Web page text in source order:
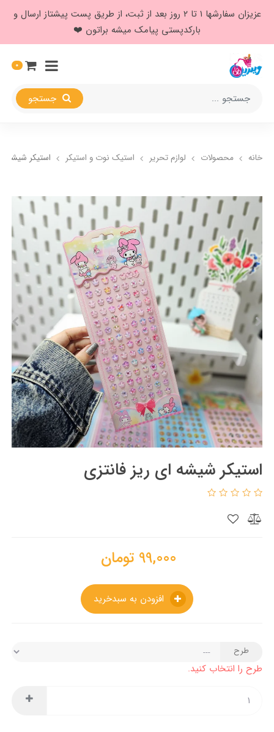
عزیزان سفارشها ۱ تا ۲ روز بعد از ثبت، از طریق پست پیشتاز ارسال و
بارکدپستی پیامک میشه براتون ❤️
0
خانه محصولات لوازم تحریر استیک نوت و استیکر استیکر شیشه
استیکر شیشه ای ریز فانتزی
99,000 تومان
طرح
طرح را انتخاب کنید.